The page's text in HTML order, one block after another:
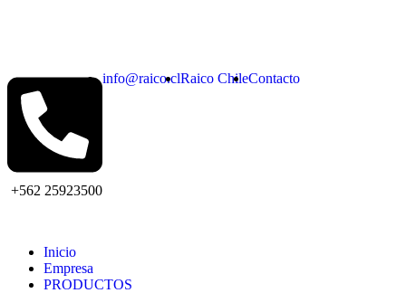
+562 25923500
info@raico.clRaico ChileContacto
Inicio
Empresa
PRODUCTOS